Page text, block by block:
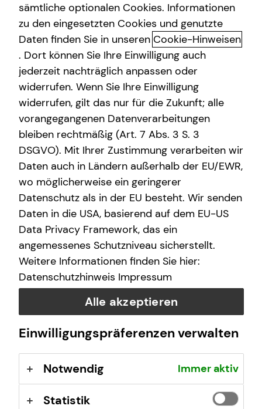
Erlaubnis nach § 34d GewO​
Aufsichtsbehörde:
IHK für München und Oberbayern
Max-Joseph-Straße 2
80333 München
Registrierungsnummer: D-SP79-K8G7J-96
Berufsbezeichnung: Versicherungsvertreter mit Erlaubnis
nach § 34 d Abs. 1 GewO Bundesrepublik Deutschland
Berufsrechtliche Regelungen: § 34 d Gewerbeordnung
Versicherungsvertrag (VVG), Verordnung über die
Versicherungsvermittlung und -beratung (VersVermV),
abrufbar unterwww.gesetze-im-internet.de
Erlaubnis nach § 34f GewO ​
Aufsichtsbehörde:
IHK für München und Oberbayern
Max-Joseph-Straße 2
80333 München
Registrierungsnummer: D-F-155-NLE2-40
sämtliche optionalen Cookies. Informationen
zu den eingesetzten Cookies und genutzte
Daten finden Sie in unseren Cookie-Hinweisen
. Dort können Sie Ihre Einwilligung auch
jederzeit nachträglich anpassen oder
widerrufen. Wenn Sie Ihre Einwilligung
widerrufen, gilt das nur für die Zukunft; alle
vorangegangenen Datenverarbeitungen
bleiben rechtmäßig (Art. 7 Abs. 3 S. 3
DSGVO). Mit Ihrer Zustimmung verarbeiten wir
Daten auch in Ländern außerhalb der EU/EWR,
wo möglicherweise ein geringerer
Datenschutz als in der EU besteht. Wir senden
Daten in die USA, basierend auf dem EU-US
Data Privacy Framework, das ein
angemessenes Schutzniveau sicherstellt.
Weitere Informationen finden Sie hier:
Datenschutzhinweis Impressum
Alle akzeptieren
Einwilligungspräferenzen verwalten
Notwendig Immer aktiv
Statistik